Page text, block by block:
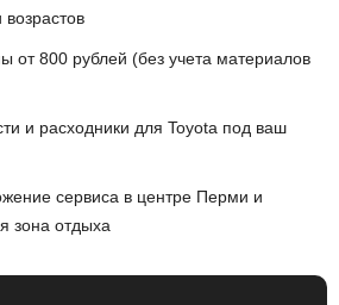
от 800 рублей (без учета материалов
и расходники для Toyota под ваш
сервиса в центре Перми и
зона отдыха